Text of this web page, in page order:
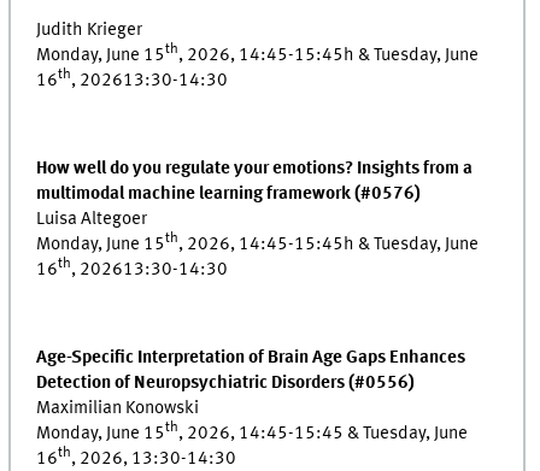
Judith Krieger
Monday, June 15th, 2026, 14:45-15:45h & Tuesday, June
16th, 202613:30-14:30
How well do you regulate your emotions? Insights from a
multimodal machine learning framework (#0576)
Luisa Altegoer
Monday, June 15th, 2026, 14:45-15:45h & Tuesday, June
16th, 202613:30-14:30
Age-Specific Interpretation of Brain Age Gaps Enhances
Detection of Neuropsychiatric Disorders (#0556)
Maximilian Konowski
Monday, June 15th, 2026, 14:45-15:45 & Tuesday, June
16th, 2026, 13:30-14:30